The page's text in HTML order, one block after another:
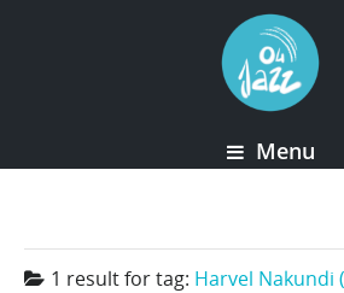
Menu
1 result fortag: Harvel Nakundi